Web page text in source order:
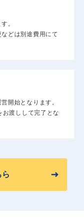
。
どは別途費用にて
開始となります。
渡しして完了とな